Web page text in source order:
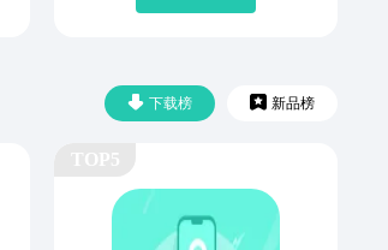
下载榜 新品榜